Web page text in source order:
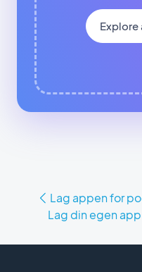
Explore
Lag appen for
Lag din egen